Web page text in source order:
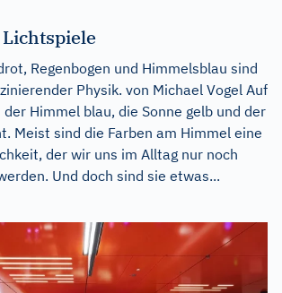
Regenbogen und Himmelsblau sind
Physik. von Michael Vogel Auf
Himmel blau, die Sonne gelb und der
Meist sind die Farben am Himmel eine
der wir uns im Alltag nur noch
Und doch sind sie etwas...